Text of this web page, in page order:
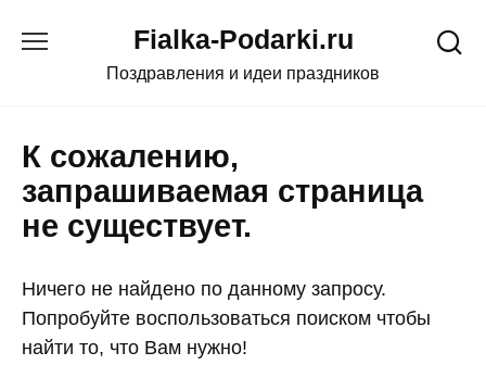
Fialka-Podarki.ru
Поздравления и идеи праздников
К сожалению,
запрашиваемая страница
не существует.
Ничего не найдено по данному запросу.
Попробуйте воспользоваться поиском чтобы
найти то, что Вам нужно!